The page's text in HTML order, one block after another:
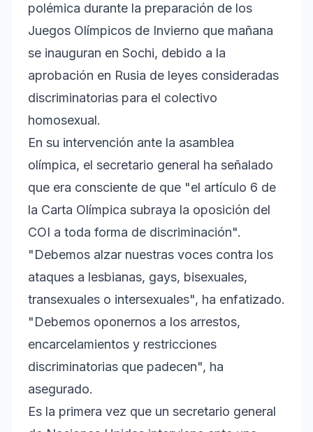
polémica durante la preparación de los
Juegos Olímpicos de Invierno que mañana
se inauguran en Sochi, debido a la
aprobación en Rusia de leyes consideradas
discriminatorias para el colectivo
homosexual.
En su intervención ante la asamblea
olímpica, el secretario general ha señalado
que era consciente de que "el artículo 6 de
la Carta Olímpica subraya la oposición del
COI a toda forma de discriminación".
"Debemos alzar nuestras voces contra los
ataques a lesbianas, gays, bisexuales,
transexuales o intersexuales", ha enfatizado.
"Debemos oponernos a los arrestos,
encarcelamientos y restricciones
discriminatorias que padecen", ha
asegurado.
Es la primera vez que un secretario general